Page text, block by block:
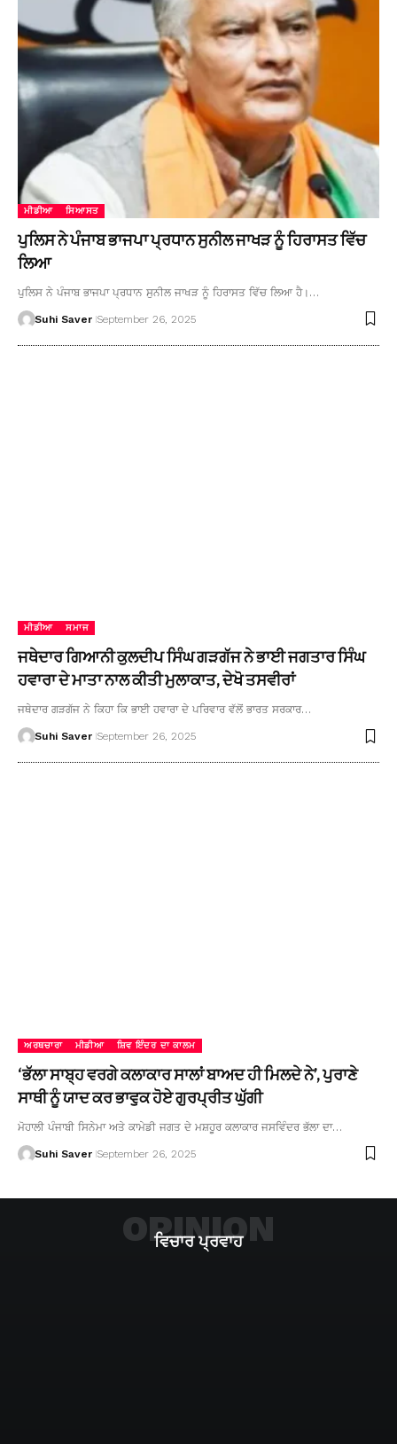
ਮੀਡੀਆ ਸਿਆਸਤ
ਪੁਲਿਸ ਨੇ ਪੰਜਾਬ ਭਾਜਪਾ ਪ੍ਰਧਾਨ ਸੁਨੀਲ ਜਾਖੜ ਨੂੰ ਹਿਰਾਸਤ ਵਿੱਚ
ਲਿਆ
ਪੁਲਿਸ ਨੇ ਪੰਜਾਬ ਭਾਜਪਾ ਪ੍ਰਧਾਨ ਸੁਨੀਲ ਜਾਖੜ ਨੂੰ ਹਿਰਾਸਤ ਵਿੱਚ ਲਿਆ ਹੈ।…
Suhi Saver September 26, 2025
ਮੀਡੀਆ ਸਮਾਜ
ਜਥੇਦਾਰ ਗਿਆਨੀ ਕੁਲਦੀਪ ਸਿੰਘ ਗੜਗੱਜ ਨੇ ਭਾਈ ਜਗਤਾਰ ਸਿੰਘ
ਹਵਾਰਾ ਦੇ ਮਾਤਾ ਨਾਲ ਕੀਤੀ ਮੁਲਾਕਾਤ, ਦੇਖੋ ਤਸਵੀਰਾਂ
ਜਥੇਦਾਰ ਗੜਗੱਜ ਨੇ ਕਿਹਾ ਕਿ ਭਾਈ ਹਵਾਰਾ ਦੇ ਪਰਿਵਾਰ ਵੱਲੋਂ ਭਾਰਤ ਸਰਕਾਰ…
Suhi Saver September 26, 2025
ਅਰਥਚਾਰਾ ਮੀਡੀਆ ਸ਼ਿਵ ਇੰਦਰ ਦਾ ਕਾਲਮ
‘ਭੱਲਾ ਸਾਬ੍ਹ ਵਰਗੇ ਕਲਾਕਾਰ ਸਾਲਾਂ ਬਾਅਦ ਹੀ ਮਿਲਦੇ ਨੇ’, ਪੁਰਾਣੇ
ਸਾਥੀ ਨੂੰ ਯਾਦ ਕਰ ਭਾਵੁਕ ਹੋਏ ਗੁਰਪ੍ਰੀਤ ਘੁੱਗੀ
ਮੋਹਾਲੀ ਪੰਜਾਬੀ ਸਿਨੇਮਾ ਅਤੇ ਕਾਮੇਡੀ ਜਗਤ ਦੇ ਮਸ਼ਹੂਰ ਕਲਾਕਾਰ ਜਸਵਿੰਦਰ ਭੱਲਾ ਦਾ…
Suhi Saver September 26, 2025
ਵਿਚਾਰ ਪ੍ਰਵਾਹ
OPINION